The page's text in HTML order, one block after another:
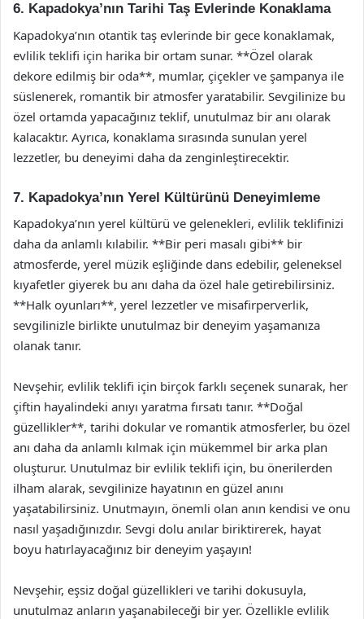
6. Kapadokya’nın Tarihi Taş Evlerinde Konaklama
Kapadokya’nın otantik taş evlerinde bir gece konaklamak,
evlilik teklifi için harika bir ortam sunar. **Özel olarak
dekore edilmiş bir oda**, mumlar, çiçekler ve şampanya ile
süslenerek, romantik bir atmosfer yaratabilir. Sevgilinize bu
özel ortamda yapacağınız teklif, unutulmaz bir anı olarak
kalacaktır. Ayrıca, konaklama sırasında sunulan yerel
lezzetler, bu deneyimi daha da zenginleştirecektir.
7. Kapadokya’nın Yerel Kültürünü Deneyimleme
Kapadokya’nın yerel kültürü ve gelenekleri, evlilik teklifinizi
daha da anlamlı kılabilir. **Bir peri masalı gibi** bir
atmosferde, yerel müzik eşliğinde dans edebilir, geleneksel
kıyafetler giyerek bu anı daha da özel hale getirebilirsiniz.
**Halk oyunları**, yerel lezzetler ve misafirperverlik,
sevgilinizle birlikte unutulmaz bir deneyim yaşamanıza
olanak tanır.
Nevşehir, evlilik teklifi için birçok farklı seçenek sunarak, her
çiftin hayalindeki anıyı yaratma fırsatı tanır. **Doğal
güzellikler**, tarihi dokular ve romantik atmosferler, bu özel
anı daha da anlamlı kılmak için mükemmel bir arka plan
oluşturur. Unutulmaz bir evlilik teklifi için, bu önerilerden
ilham alarak, sevgilinize hayatının en güzel anını
yaşatabilirsiniz. Unutmayın, önemli olan anın kendisi ve onu
nasıl yaşadığınızdır. Sevgi dolu anılar biriktirerek, hayat
boyu hatırlayacağınız bir deneyim yaşayın!
Nevşehir, eşsiz doğal güzellikleri ve tarihi dokusuyla,
unutulmaz anların yaşanabileceği bir yer. Özellikle evlilik